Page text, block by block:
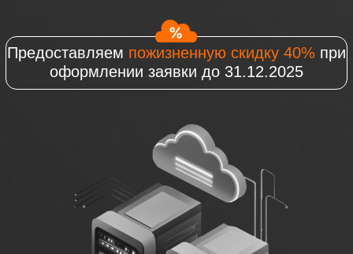
Получить КП
№3
в Рейтинге